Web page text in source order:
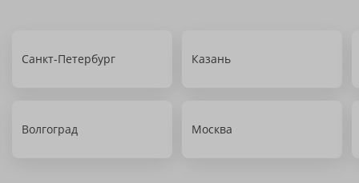
Санкт-Петербург Казань
Волгоград Москва